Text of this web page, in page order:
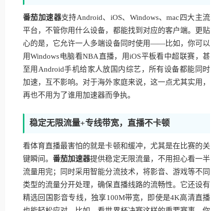
番茄加速器支持Android、iOS、Windows、mac四大主流
平台，不管你用什么设备，都能找到对应的客户端。更贴
心的是，它允许一人多端设备同时使用——比如，你可以
用Windows电脑看NBA直播，用iOS平板看中超联赛，甚
至用Android手机给家人放国内综艺，所有设备都能同时
加速，互不影响。对于海外家庭来说，这一点尤其实用，
再也不用为了谁用加速器而争执。
稳定无限流量+专线带宽，直播不卡顿
看体育直播最害怕的就是卡顿和缓冲，尤其是在比赛的关
键瞬间。番茄加速器提供稳定无限流量，不用担心看一半
流量用完；同时采用智能分流技术，将影音、游戏等不同
类型的流量分开处理，确保直播线路的流畅性。它还设有
精选回国影音专线，独享100M带宽，即使是4K高清直播